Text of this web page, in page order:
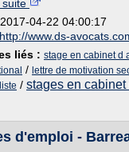
suite
2017-04-22 04:00:17
http://www.ds-
liés : stage en cabinet d
/ lettre de motivation
/ stages en cabinet
d'emploi -